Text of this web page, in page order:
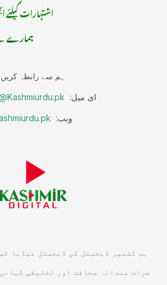
اشتہارات
ہمارے
ہم سے رابطہ کریں
ای میل:
ویب:
ہم کشمیر ڈیجیٹل کی ڈیجیٹل میڈیا
جرات مندانہ صحافت اور تخلیقی